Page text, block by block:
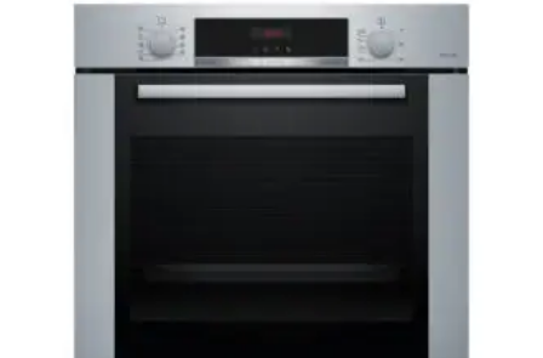
initial
était :
909,00 €.
actuel
est :
679,00 €.